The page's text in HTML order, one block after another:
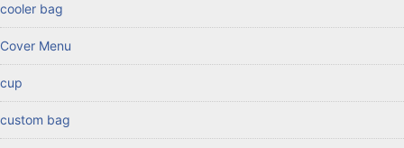
cooler bag
Cover Menu
cup
custom bag